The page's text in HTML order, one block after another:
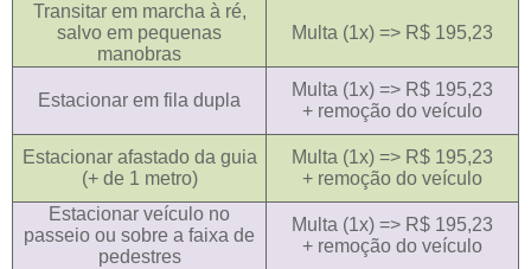
Transitar em marcha à ré,
salvo em pequenas
manobras
Multa (1x) => R$ 195,23
Estacionar em fila dupla
Multa (1x) => R$ 195,23
+ remoção do veículo
Estacionar afastado da guia
(+ de 1 metro)
Multa (1x) => R$ 195,23
+ remoção do veículo
Estacionar veículo no
passeio ou sobre a faixa de
pedestres
Multa (1x) => R$ 195,23
+ remoção do veículo